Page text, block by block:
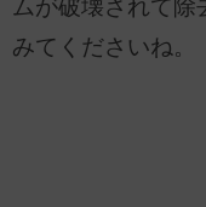
ムが破壊されて
みてくださいね。